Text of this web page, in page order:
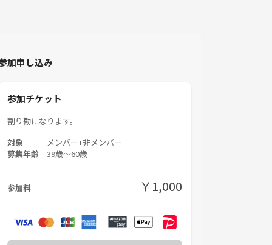
加申し込み
参加チケット
割り勘になります。
対象 メンバー+非メンバー
募集年齢 39歳〜60歳
参加料 ￥1,000